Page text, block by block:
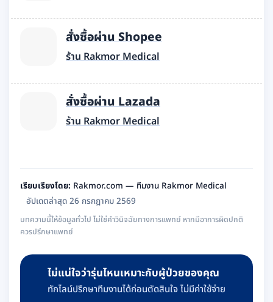
สั่งซื้อผ่าน Shopee
ร้าน Rakmor Medical
สั่งซื้อผ่าน Lazada
ร้าน Rakmor Medical
เรียบเรียงโดย: Rakmor.com — ทีมงาน Rakmor Medical
อัปเดตล่าสุด 26 กรกฎาคม 2569
บทความนี้ให้ข้อมูลทั่วไป ไม่ใช่คำวินิจฉัยทางการแพทย์ หากมีอาการผิดปกติ
ควรปรึกษาแพทย์
ไม่แน่ใจว่ารุ่นไหนเหมาะกับผู้ป่วยของคุณ
ทักไลน์ปรึกษาทีมงานได้ก่อนตัดสินใจ ไม่มีค่าใช้จ่าย